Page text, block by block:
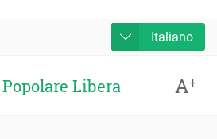
Italiano
Libera A+